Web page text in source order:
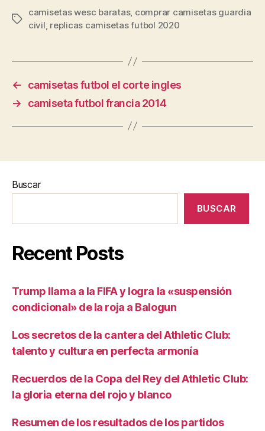
Etiquetas
camisetas wesc baratas, comprar camisetas guardia
civil replicas camisetas futbol 2020
←
camisetas futbol el corte ingles
→
camiseta futbol francia 2014
Buscar
BUSCAR
Recent Posts
Trump llama a la FIFA y logra la «suspensión
condicional» de la roja a Balogun
Los secretos de la cantera del Athletic Club:
talento y cultura en perfecta armonía
Recuerdos de la Copa del Rey del Athletic Club:
la gloria eterna del rojo y blanco
Resumen de los resultados de los partidos